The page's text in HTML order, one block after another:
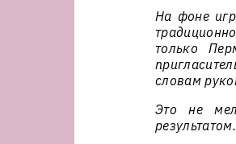
На фоне
только
словам
Это не